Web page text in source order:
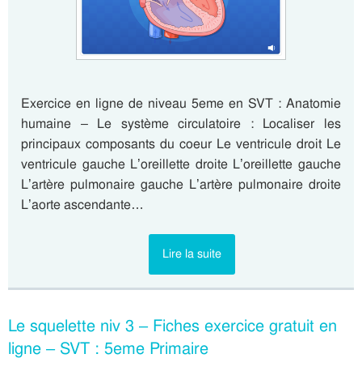
Exercice en ligne de niveau 5eme en SVT : Anatomie
humaine – Le système circulatoire : Localiser les
principaux composants du coeur Le ventricule droit Le
ventricule gauche L’oreillette droite L’oreillette gauche
L’artère pulmonaire gauche L’artère pulmonaire droite
L’aorte ascendante…
Lire la suite
Le squelette niv 3 – Fiches exercice gratuit en
ligne – SVT : 5eme Primaire